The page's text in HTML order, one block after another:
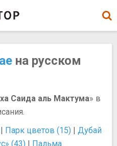
на русском
Саида аль Мактума» в
| Парк цветов (15) | Дубай
(43) | Пальма